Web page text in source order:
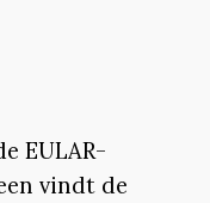
EULAR-
vindt de